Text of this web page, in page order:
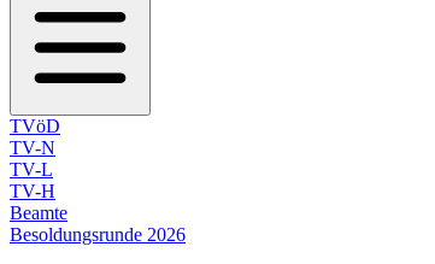
TVöD
TV-N
TV-L
TV-H
Beamte
Besoldungsrunde 2026